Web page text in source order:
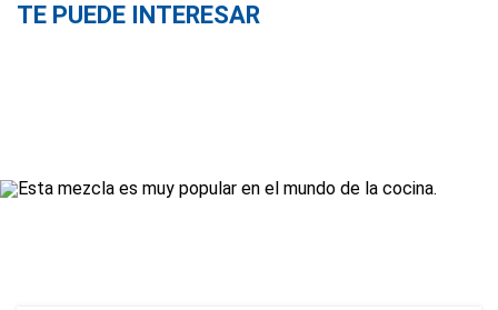
TE PUEDE INTERESAR